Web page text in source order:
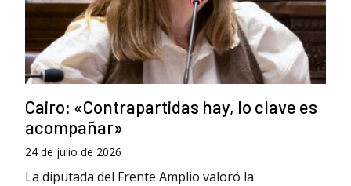
Cairo: «Contrapartidas hay, lo clave es
acompañar»
24 de julio de 2026
La diputada del Frente Amplio valoró la